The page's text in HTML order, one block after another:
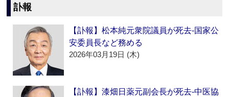
訃報
【訃報】松本純元衆院議員が死去‐国家公
安委員長など務める
2026年03月19日 (木)
【訃報】漆畑日薬元副会長が死去‐中医協